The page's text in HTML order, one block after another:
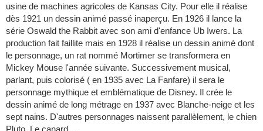
usine de machines agricoles de Kansas City. Pour elle il réalise
dès 1921 un dessin animé passé inaperçu. En 1926 il lance la
série Oswald the Rabbit avec son ami d'enfance Ub Iwers. La
production fait faillite mais en 1928 il réalise un dessin animé dont
le personnage, un rat nommé Mortimer se transformera en
Mickey Mouse l'année suivante. Successivement musical,
parlant, puis colorisé ( en 1935 avec La Fanfare) il sera le
personnage mythique et emblématique de Disney. Il crée le
dessin animé de long métrage en 1937 avec Blanche-neige et les
sept nains. D'autres personnages naissent parallèlement, le chien
Pluto, Le canard ...